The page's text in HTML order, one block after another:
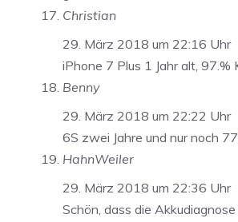
Christian
29. März 2018 um 22:16 Uhr
iPhone 7 Plus 1 Jahr alt, 97.%
Benny
29. März 2018 um 22:22 Uhr
6S zwei Jahre und nur noch
HahnWeiler
29. März 2018 um 22:36 Uhr
Schön, dass die